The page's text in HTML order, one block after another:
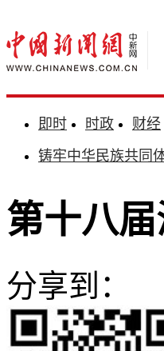
即时 时政 财经
铸牢中华民族共同
第十八
分享到：